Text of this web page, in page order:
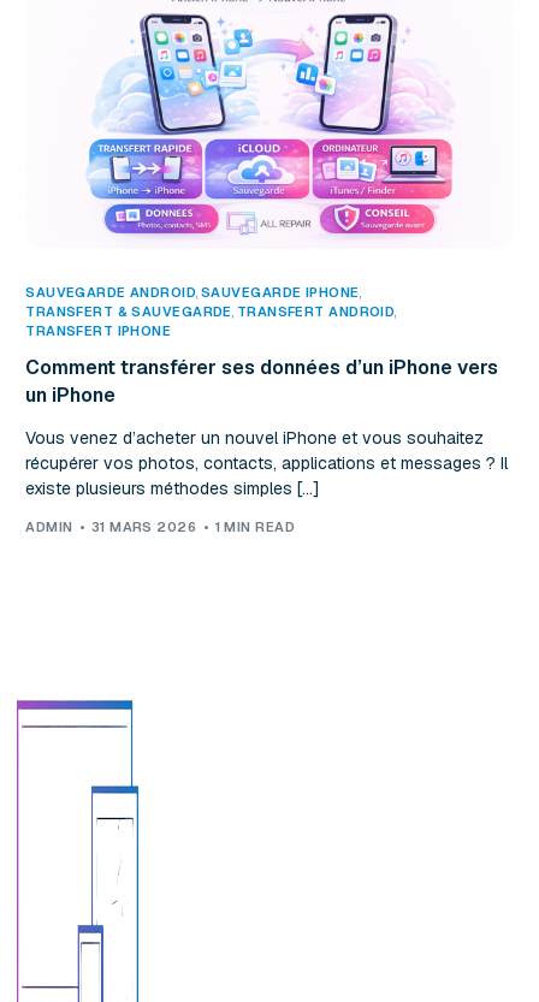
SAUVEGARDE ANDROID,SAUVEGARDE IPHONE
TRANSFERT & SAUVEGARDE, TRANSFERT ANDROID
TRANSFERT IPHONE
Comment transférer ses données d’un iPhone vers
un iPhone
Vous venez d’acheter un nouvel iPhone et vous souhaitez
récupérer vos photos, contacts, applications et messages ? Il
existe plusieurs méthodes simples […]
ADMIN 31 MARS 2026 1 MIN READ